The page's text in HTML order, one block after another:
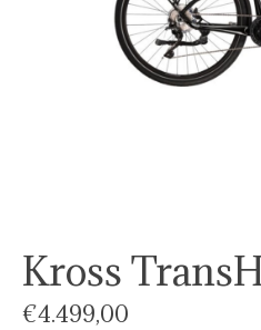
Kross
€4.499,00